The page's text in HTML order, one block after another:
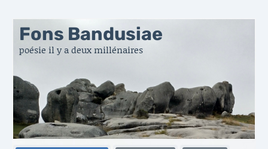
Fons Bandusiae
poésie il y a deux millénaires